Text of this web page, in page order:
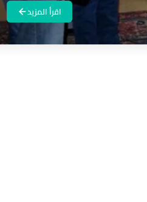
اقرأ المزيد